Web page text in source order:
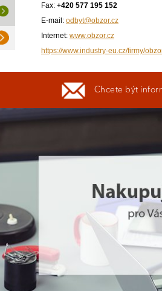
Fax: +420 577 195 152
E-mail: odbyt@obzor.cz
Internet: www.obzor.cz
https://www.industry-eu.cz/firmy/
Chcete být